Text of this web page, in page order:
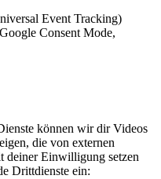
Event Tracking)
Consent Mode,
können wir dir Videos
die von externen
deiner Einwilligung setzen
Drittdienste ein: